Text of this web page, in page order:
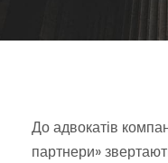
До адвокатів
партнери»